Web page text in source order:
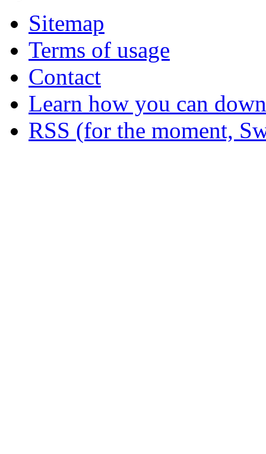
Sitemap
Terms of usage
Contact
Learn how you can
RSS (for the moment,